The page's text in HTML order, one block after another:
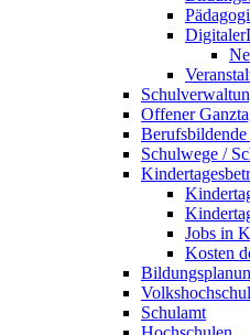
Offener
Berufsbildende
Schulwege /
Jobs in
Kosten
Schulamt